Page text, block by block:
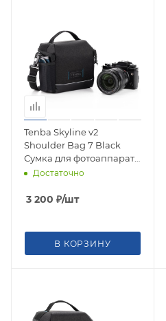
Tenba Skyline v2
Shoulder Bag 7 Black
Сумка для фотоаппарата
637-778
Достаточно
3 200 ₽/шт
В КОРЗИНУ